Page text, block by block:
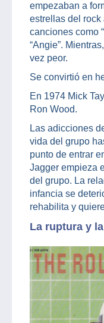
empezaban a
estrellas del
canciones como
“Angie”.
vez peor.
Se convirtió en
En 1974 Mick
Ron Wood.
Las adicciones
vida del grupo
punto de entrar
Jagger empieza
del grupo. La
infancia se
rehabilita y
La ruptura y